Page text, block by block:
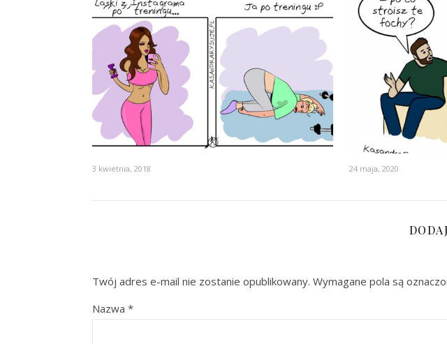
3 kwietnia, 2018 24 maja, 2020
Twój adres e-mail nie zostanie opublikowany. Wymagane pola są
Nazwa *